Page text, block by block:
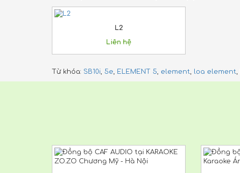
L2
Liên hệ
Từ khóa: SB10i, 5e, ELEMENT 5, element, loa element,